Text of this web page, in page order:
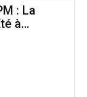
: La
à